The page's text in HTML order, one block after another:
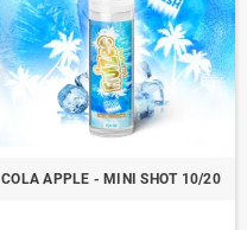
COLA APPLE - MINI SHOT 10/20